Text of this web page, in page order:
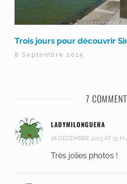
Trois jours pour découvrir
8 Septembre 2015
7
LADYMILONGUERA
18 DÉCEMBRE 2013 AT 15 H
Très jolies photos !